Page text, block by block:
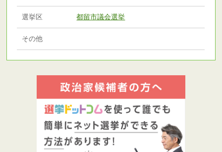
選挙区 都留市議会選挙
その他